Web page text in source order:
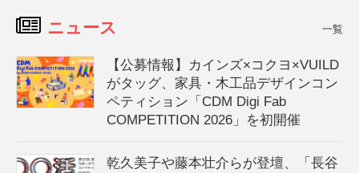
ニュース 一覧
【公募情報】カインズ×コクヨ×VUILD
がタッグ、家具・木工品デザインコン
ペティション「CDM Digi Fab
COMPETITION 2026」を初開催
乾久美子や藤本壮介らが登壇、「長谷